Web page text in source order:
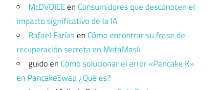
McDVOICEen Consumidores que desconocen el
impacto significativo de la IA
Rafael Faríasen Cómo encontrar su frase de
recuperación secreta en MetaMask
guidoen Cómo solucionar el error «Pancake K»
en PancakeSwap ¿Qué es?